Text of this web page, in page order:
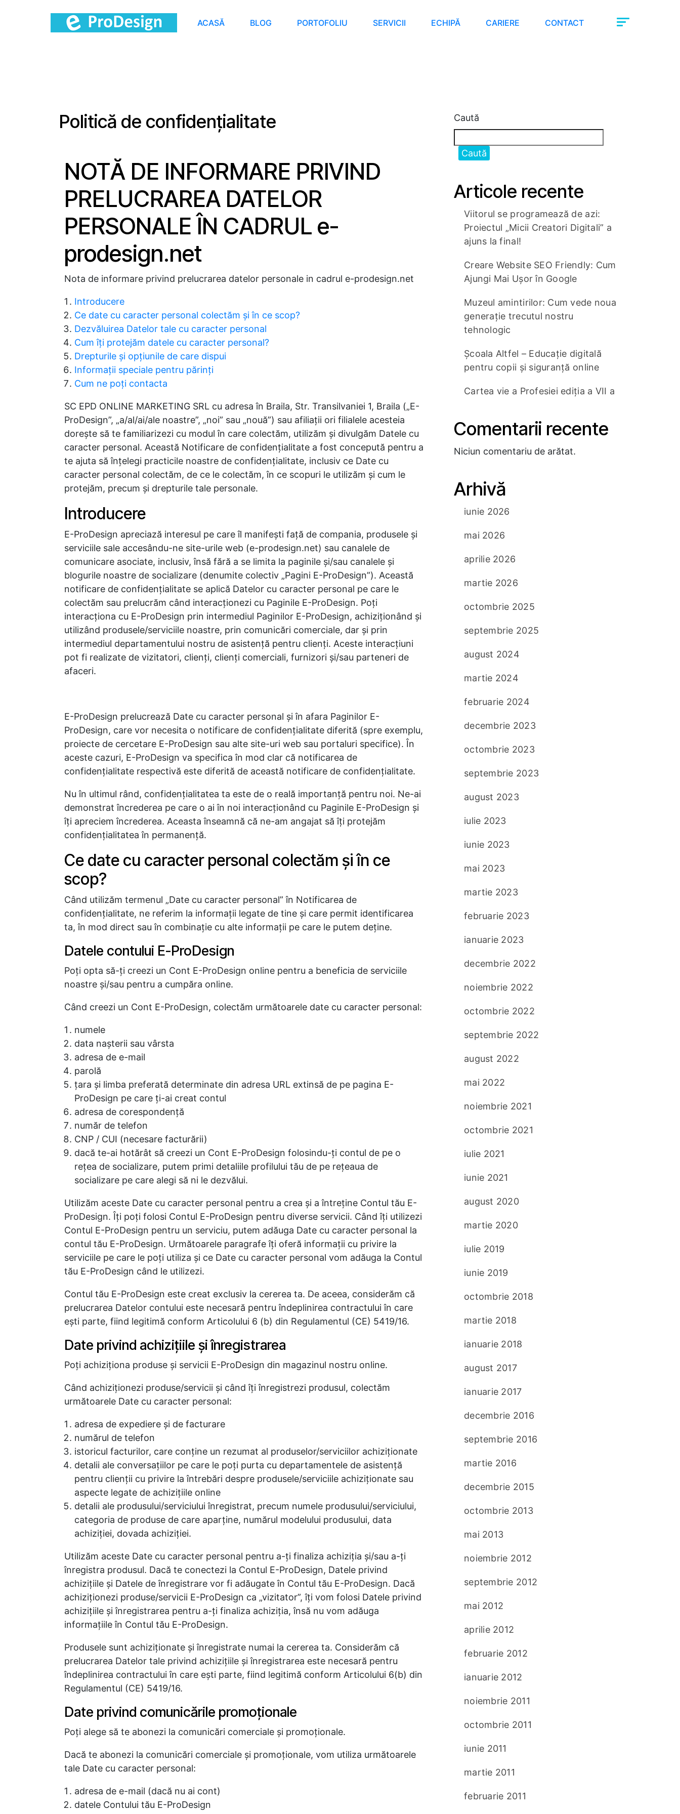
ACASĂ BLOG PORTOFOLIU SERVICII ECHIPĂ CARIERE CONTACT
Politică de confidențialitate
NOTĂ DE INFORMARE PRIVIND
PRELUCRAREA DATELOR
PERSONALE ÎN CADRUL e-
prodesign.net
Nota de informare privind prelucrarea datelor personale in cadrul e-prodesign.net
Introducere
Ce date cu caracter personal colectăm și în ce scop?
Dezvăluirea Datelor tale cu caracter personal
Cum îți protejăm datele cu caracter personal?
Drepturile şi opţiunile de care dispui
Informaţii speciale pentru părinţi
Cum ne poți contacta
SC EPD ONLINE MARKETING SRL cu adresa în Braila, Str. Transilvaniei 1, Braila („E-
ProDesign”, „a/al/ai/ale noastre”, „noi” sau „nouă”) sau afiliaţii ori filialele acesteia
doreşte să te familiarizezi cu modul în care colectăm, utilizăm şi divulgăm Datele cu
caracter personal. Această Notificare de confidenţialitate a fost concepută pentru a
te ajuta să înţelegi practicile noastre de confidenţialitate, inclusiv ce Date cu
caracter personal colectăm, de ce le colectăm, în ce scopuri le utilizăm şi cum le
protejăm, precum şi drepturile tale personale.
Introducere
E-ProDesign apreciază interesul pe care îl manifeşti faţă de compania, produsele şi
serviciile sale accesându-ne site-urile web (e-prodesign.net) sau canalele de
comunicare asociate, inclusiv, însă fără a se limita la paginile şi/sau canalele şi
blogurile noastre de socializare (denumite colectiv „Pagini E-ProDesign”). Această
notificare de confidenţialitate se aplică Datelor cu caracter personal pe care le
colectăm sau prelucrăm când interacţionezi cu Paginile E-ProDesign. Poţi
interacţiona cu E-ProDesign prin intermediul Paginilor E-ProDesign, achiziţionând şi
utilizând produsele/serviciile noastre, prin comunicări comerciale, dar şi prin
intermediul departamentului nostru de asistenţă pentru clienţi. Aceste interacţiuni
pot fi realizate de vizitatori, clienţi, clienţi comerciali, furnizori şi/sau parteneri de
afaceri.
E-ProDesign prelucrează Date cu caracter personal şi în afara Paginilor E-
ProDesign, care vor necesita o notificare de confidenţialitate diferită (spre exemplu,
proiecte de cercetare E-ProDesign sau alte site-uri web sau portaluri specifice). În
aceste cazuri, E-ProDesign va specifica în mod clar că notificarea de
confidenţialitate respectivă este diferită de această notificare de confidenţialitate.
Nu în ultimul rând, confidenţialitatea ta este de o reală importanţă pentru noi. Ne-ai
demonstrat încrederea pe care o ai în noi interacţionând cu Paginile E-ProDesign şi
îţi apreciem încrederea. Aceasta înseamnă că ne-am angajat să îţi protejăm
confidenţialitatea în permanenţă.
Ce date cu caracter personal colectăm și în ce
scop?
Când utilizăm termenul „Date cu caracter personal” în Notificarea de
confidenţialitate, ne referim la informaţii legate de tine şi care permit identificarea
ta, în mod direct sau în combinaţie cu alte informaţii pe care le putem deţine.
Datele contului E-ProDesign
Poţi opta să-ţi creezi un Cont E-ProDesign online pentru a beneficia de serviciile
noastre şi/sau pentru a cumpăra online.
Când creezi un Cont E-ProDesign, colectăm următoarele date cu caracter personal:
numele
data naşterii sau vârsta
adresa de e-mail
parolă
ţara şi limba preferată determinate din adresa URL extinsă de pe pagina E-
ProDesign pe care ţi-ai creat contul
adresa de corespondență
număr de telefon
CNP / CUI (necesare facturării)
dacă te-ai hotărât să creezi un Cont E-ProDesign folosindu-ţi contul de pe o
reţea de socializare, putem primi detaliile profilului tău de pe reţeaua de
socializare pe care alegi să ni le dezvălui.
Utilizăm aceste Date cu caracter personal pentru a crea şi a întreţine Contul tău E-
ProDesign. Îţi poţi folosi Contul E-ProDesign pentru diverse servicii. Când îţi utilizezi
Contul E-ProDesign pentru un serviciu, putem adăuga Date cu caracter personal la
contul tău E-ProDesign. Următoarele paragrafe îţi oferă informaţii cu privire la
serviciile pe care le poţi utiliza şi ce Date cu caracter personal vom adăuga la Contul
tău E-ProDesign când le utilizezi.
Contul tău E-ProDesign este creat exclusiv la cererea ta. De aceea, considerăm că
prelucrarea Datelor contului este necesară pentru îndeplinirea contractului în care
eşti parte, fiind legitimă conform Articolului 6 (b) din Regulamentul (CE) 5419/16.
Date privind achiziţiile şi înregistrarea
Poţi achiziţiona produse şi servicii E-ProDesign din magazinul nostru online.
Când achiziţionezi produse/servicii şi când îţi înregistrezi produsul, colectăm
următoarele Date cu caracter personal:
adresa de expediere şi de facturare
numărul de telefon
istoricul facturilor, care conţine un rezumat al produselor/serviciilor achiziţionate
detalii ale conversaţiilor pe care le poţi purta cu departamentele de asistenţă
pentru clienţii cu privire la întrebări despre produsele/serviciile achiziţionate sau
aspecte legate de achiziţiile online
detalii ale produsului/serviciului înregistrat, precum numele produsului/serviciului,
categoria de produse de care aparţine, numărul modelului produsului, data
achiziţiei, dovada achiziţiei.
Utilizăm aceste Date cu caracter personal pentru a-ţi finaliza achiziţia şi/sau a-ţi
înregistra produsul. Dacă te conectezi la Contul E-ProDesign, Datele privind
achiziţiile şi Datele de înregistrare vor fi adăugate în Contul tău E-ProDesign. Dacă
achiziţionezi produse/servicii E-ProDesign ca „vizitator”, îţi vom folosi Datele privind
achiziţiile şi înregistrarea pentru a-ţi finaliza achiziţia, însă nu vom adăuga
informaţiile în Contul tău E-ProDesign.
Produsele sunt achiziţionate şi înregistrate numai la cererea ta. Considerăm că
prelucrarea Datelor tale privind achiziţiile şi înregistrarea este necesară pentru
îndeplinirea contractului în care eşti parte, fiind legitimă conform Articolului 6(b) din
Regulamentul (CE) 5419/16.
Date privind comunicările promoţionale
Poţi alege să te abonezi la comunicări comerciale şi promoţionale.
Dacă te abonezi la comunicări comerciale şi promoţionale, vom utiliza următoarele
tale Date cu caracter personal:
adresa de e-mail (dacă nu ai cont)
datele Contului tău E-ProDesign
Caută
Caută
Articole recente
Viitorul se programează de azi:
Proiectul „Micii Creatori Digitali” a
ajuns la final!
Creare Website SEO Friendly: Cum
Ajungi Mai Ușor în Google
Muzeul amintirilor: Cum vede noua
generație trecutul nostru
tehnologic
Școala Altfel – Educație digitală
pentru copii și siguranță online
Cartea vie a Profesiei ediția a VII a
Comentarii recente
Niciun comentariu de arătat.
Arhivă
iunie 2026
mai 2026
aprilie 2026
martie 2026
octombrie 2025
septembrie 2025
august 2024
martie 2024
februarie 2024
decembrie 2023
octombrie 2023
septembrie 2023
august 2023
iulie 2023
iunie 2023
mai 2023
martie 2023
februarie 2023
ianuarie 2023
decembrie 2022
noiembrie 2022
octombrie 2022
septembrie 2022
august 2022
mai 2022
noiembrie 2021
octombrie 2021
iulie 2021
iunie 2021
august 2020
martie 2020
iulie 2019
iunie 2019
octombrie 2018
martie 2018
ianuarie 2018
august 2017
ianuarie 2017
decembrie 2016
septembrie 2016
martie 2016
decembrie 2015
octombrie 2013
mai 2013
noiembrie 2012
septembrie 2012
mai 2012
aprilie 2012
februarie 2012
ianuarie 2012
noiembrie 2011
octombrie 2011
iunie 2011
martie 2011
februarie 2011